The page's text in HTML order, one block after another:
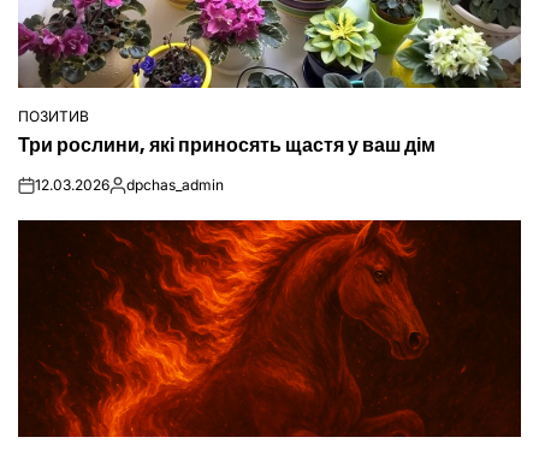
ОПУБЛІКУВАТИ
ПОЗИТИВ
Три рослини, які приносять щастя у ваш дім
on12.03.2026Опубліковано
dpchas_admin